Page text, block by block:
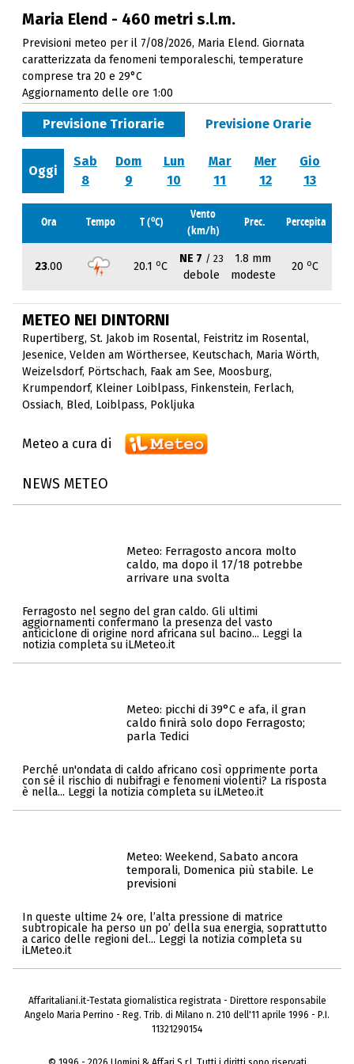
Maria Elend - 460 metri s.l.m.
Previsioni meteo per il 7/08/2026, Maria Elend. Giornata
caratterizzata da fenomeni temporaleschi, temperature
comprese tra 20 e 29°C
Aggiornamento delle ore 1:00
Previsione Triorarie Previsione Orarie
Oggi
Sab
8
Dom
9
Lun
10
Mar
11
Mer
12
Gio
13
Ora Tempo T (oC)
Vento
(km/h)
Prec. Percepita
23.00 20.1 oC
NE 7 / 23
debole
1.8 mm
modeste
20 oC
METEO NEI DINTORNI
Rupertiberg, St. Jakob im Rosental, Feistritz im Rosental,
Jesenice, Velden am Wörthersee, Keutschach, Maria Wörth,
Weizelsdorf, Pörtschach, Faak am See, Moosburg,
Krumpendorf, Kleiner Loiblpass, Finkenstein, Ferlach,
Ossiach, Bled, Loiblpass, Pokljuka
Meteo a cura di
NEWS METEO
Meteo: Ferragosto ancora molto
caldo, ma dopo il 17/18 potrebbe
arrivare una svolta
Ferragosto nel segno del gran caldo. Gli ultimi
aggiornamenti confermano la presenza del vasto
anticiclone di origine nord africana sul bacino... Leggi la
notizia completa su iLMeteo.it
Meteo: picchi di 39°C e afa, il gran
caldo finirà solo dopo Ferragosto;
parla Tedici
Perché un'ondata di caldo africano così opprimente porta
con sé il rischio di nubifragi e fenomeni violenti? La risposta
è nella... Leggi la notizia completa su iLMeteo.it
Meteo: Weekend, Sabato ancora
temporali, Domenica più stabile. Le
previsioni
In queste ultime 24 ore, l’alta pressione di matrice
subtropicale ha perso un po’ della sua energia, soprattutto
a carico delle regioni del... Leggi la notizia completa su
iLMeteo.it
Affaritaliani.it-Testata giornalistica registrata - Direttore responsabile
Angelo Maria Perrino - Reg. Trib. di Milano n. 210 dell'11 aprile 1996 - P.I.
11321290154